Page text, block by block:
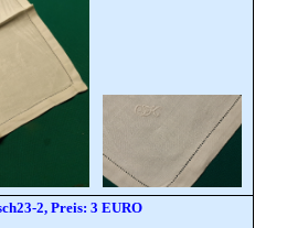
2, Preis: 3 EURO